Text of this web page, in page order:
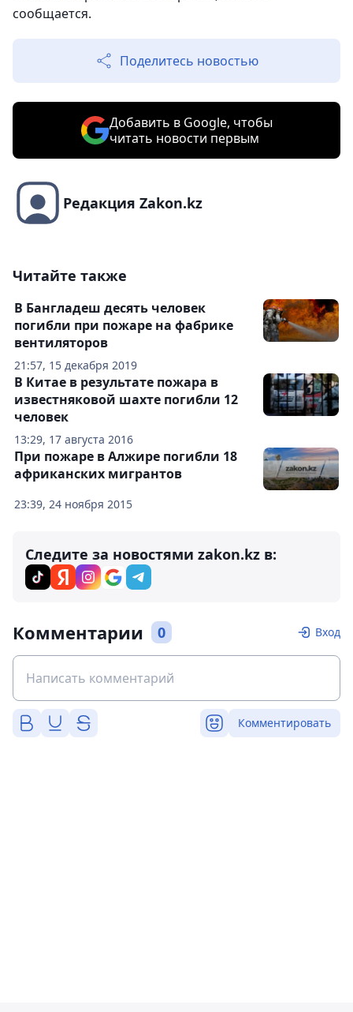
сообщается.
Поделитесь новостью
Добавить в Google, чтобы
читать новости первым
Редакция Zakon.kz
Читайте также
21:57, 15 декабря 2019
В Бангладеш десять человек
погибли при пожаре на фабрике
вентиляторов
13:29, 17 августа 2016
В Китае в результате пожара в
известняковой шахте погибли 12
человек
23:39, 24 ноября 2015
При пожаре в Алжире погибли 18
африканских мигрантов
Следите за новостями zakon.kz в:
Комментарии 0 Вход
Комментировать